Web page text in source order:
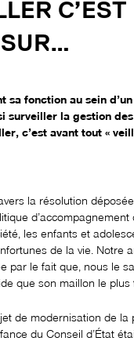
C’EST
sa fonction au sein d’un
surveiller la gestion
c’est avant tout «
la résolution
d’accompagnement
les enfants et
de la vie. Notre
par le fait que, nous le
que son maillon le plus
de modernisation de la
du Conseil d’État